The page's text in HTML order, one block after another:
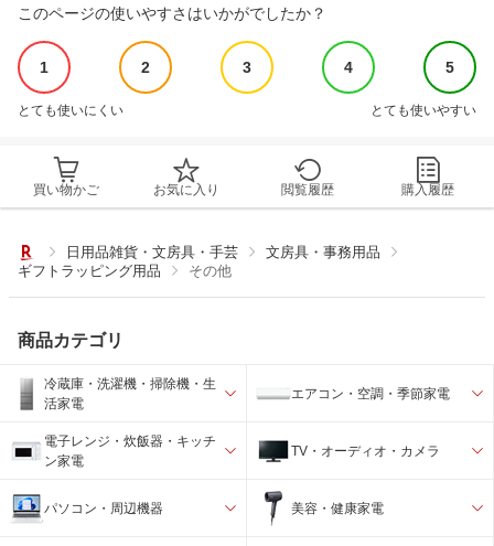
このページの使いやすさはいかがでしたか？
1 2 3 4 5
とても使いにくい とても使いやすい
買い物かご お気に入り 閲覧履歴 購入履歴
日用品雑貨・文房具・手芸
文房具・事務用品
ギフトラッピング用品
その他
商品カテゴリ
冷蔵庫・洗濯機・掃除機・生
活家電
エアコン・空調・季節家電
電子レンジ・炊飯器・キッチ
ン家電
TV・オーディオ・カメラ
パソコン・周辺機器 美容・健康家電